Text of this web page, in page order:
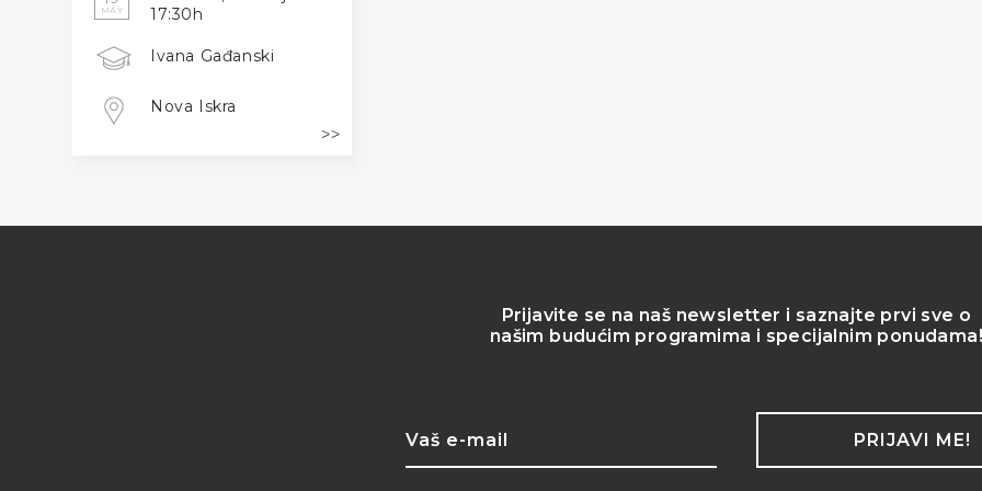
MAY
17:30h
Ivana Gađanski
Nova Iskra
Prijavite se na naš newsletter i saznajte prvi sve o
našim budućim programima i specijalnim
PRIJAVI ME!